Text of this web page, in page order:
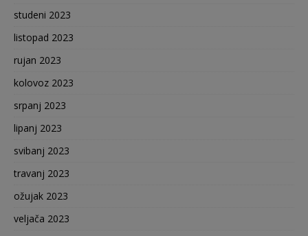
studeni 2023
listopad 2023
rujan 2023
kolovoz 2023
srpanj 2023
lipanj 2023
svibanj 2023
travanj 2023
ožujak 2023
veljača 2023